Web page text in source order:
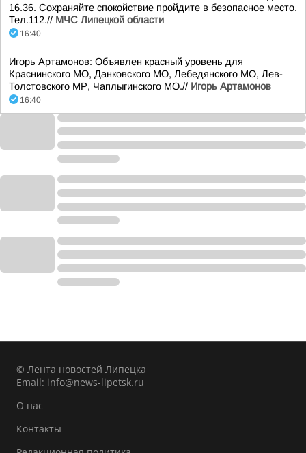
16.36. Сохраняйте спокойствие пройдите в безопасное место.
Тел.112.// МЧС Липецкой области
16:40
Игорь Артамонов: Объявлен красный уровень для
Краснинского МО, Данковского МО, Лебедянского МО, Лев-
Толстовского МР, Чаплыгинского МО.// Игорь Артамонов
16:40
© Лента новостей Липецка
Email: info@news-lipetsk.ru
О нас
Контакты